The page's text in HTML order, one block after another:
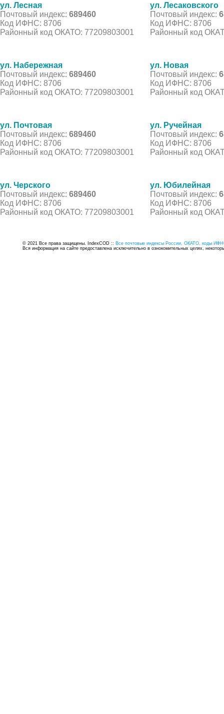
ул. Лесная
Почтовый индекс: 689460
Код ИФНС: 8706
Районный код ОКАТО: 77209803001
ул. Лесаковского
Почтовый индекс:
Код ИФНС: 8706
Районный код
ул. Набережная
Почтовый индекс: 689460
Код ИФНС: 8706
Районный код ОКАТО: 77209803001
ул. Новая
Почтовый индекс:
Код ИФНС: 8706
Районный код
ул. Почтовая
Почтовый индекс: 689460
Код ИФНС: 8706
Районный код ОКАТО: 77209803001
ул. Ручейная
Почтовый индекс:
Код ИФНС: 8706
Районный код
ул. Черского
Почтовый индекс: 689460
Код ИФНС: 8706
Районный код ОКАТО: 77209803001
ул. Юбилейная
Почтовый индекс:
Код ИФНС: 8706
Районный код
© 2021 Все права защищены. IndexCOD :: Все почтовые индексы России, ОКАТО, коды
Вся информация на сайте предоставлена исключительно в ознокомительных целях,